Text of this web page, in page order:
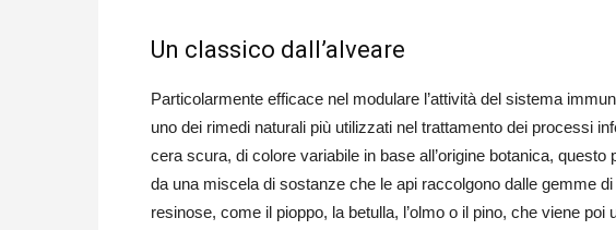
Un classico dall’alveare
Particolarmente efficace nel modulare l’attività del sistema
uno dei rimedi naturali più utilizzati nel trattamento dei processi
cera scura, di colore variabile in base all’origine botanica, questo
da una miscela di sostanze che le api raccolgono dalle gemme
resinose, come il pioppo, la betulla, l’olmo o il pino, che viene